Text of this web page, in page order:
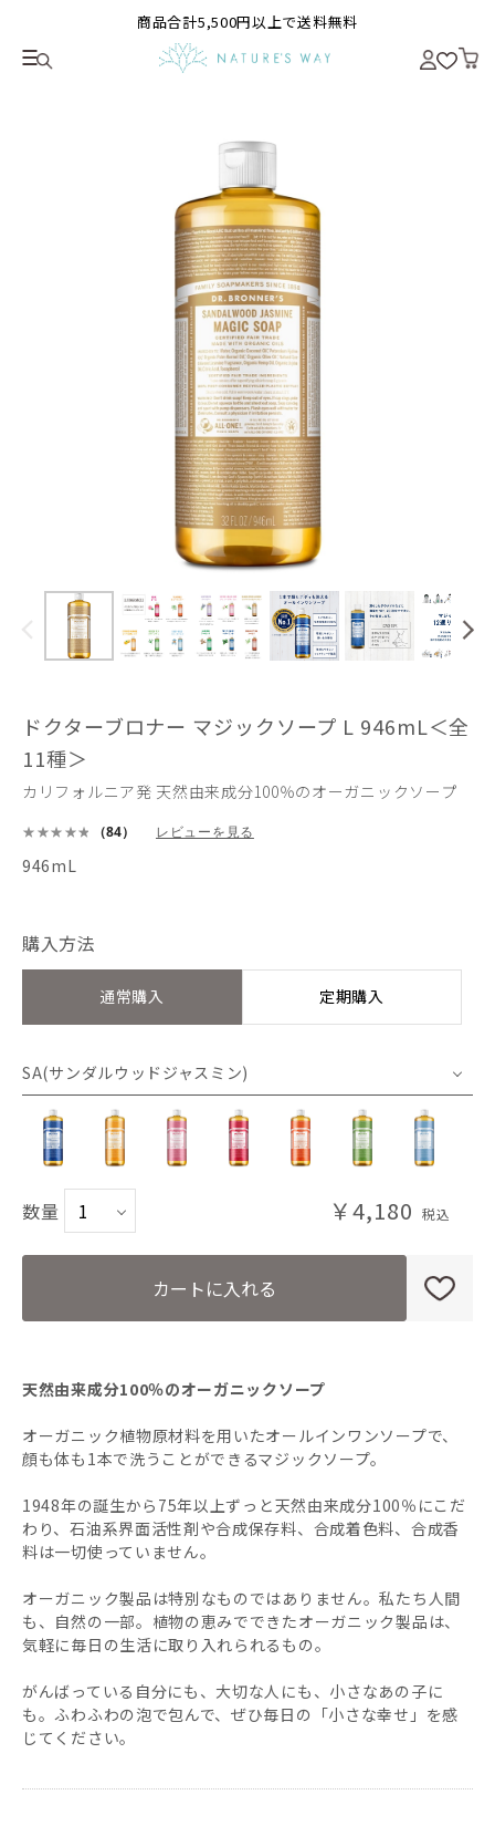
商品合計5,500円以上で送料無料
ドクターブロナー マジックソープ L 946mL＜全
11種＞
カリフォルニア発 天然由来成分100％のオーガニックソープ
購入方法
通常購入 定期購入
数量 ￥4,180
（84） レビューを見る
946mL
PE(ペパーミント)
CI(シトラスオレンジ)
CH(チェリーブロッサム)
GR(グリーンティー)
BA(ベビーマイルド)無香料
LA(ラベンダー)
SA(サンダルウッドジャスミン)
EU(ユーカリ)
SA(サンダルウッドジャスミン)
カートに入れる
天然由来成分100％のオーガニックソープ
オーガニック植物原材料を用いたオールインワンソープで、
顔も体も1本で洗うことができるマジックソープ。
1948年の誕生から75年以上ずっと天然由来成分100％にこだ
わり、石油系界面活性剤や合成保存料、合成着色料、合成香
料は一切使っていません。
オーガニック製品は特別なものではありません。私たち人間
も、自然の一部。植物の恵みでできたオーガニック製品は、
気軽に毎日の生活に取り入れられるもの。
がんばっている自分にも、大切な人にも、小さなあの子に
も。ふわふわの泡で包んで、ぜひ毎日の「小さな幸せ」を感
じてください。